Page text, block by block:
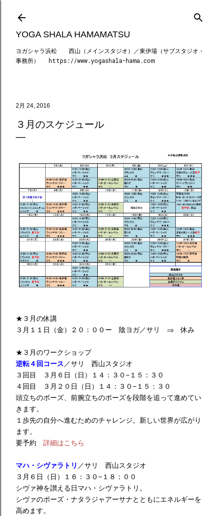
スキップしてメイン コンテンツに移動
YOGA SHALA HAMAMATSU
ヨガシャラ浜松 西山（メインスタジオ）／東伊場（サブスタジオ・
事務所） https://www.yogashala-hama.com
2月 24, 2016
３月のスケジュール
★３月の休講
３月１１日（金）２０：００ー 陰ヨガ／サリ ⇒ 休み
★３月のワークショップ
逆転４回コース ／サリ 西山スタジオ
３回目 ３月６日（日）１４：３０−１５：３０
４回目 ３月２０日（日）１４：３０−１５：３０
頭立ちのポーズ、前腕立ちのポーズを段階を追って進めてい
きます。
１歩先の自分へ進むためのチャレンジ。新しい世界が広がり
ます。
要予約 詳細はこちら
マハ・シヴァラトリ ／サリ 西山スタジオ
３月６日（日）１６：３０−１８：００
シヴァ神を讃える日マハ・シヴァラトリ。
シヴァのポーズ・ナタラジャアーサナとともにエネルギーを
高めます。